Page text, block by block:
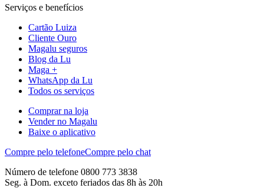
Serviços e benefícios
Cartão Luiza
Cliente Ouro
Magalu seguros
Blog da Lu
Maga +
WhatsApp da Lu
Todos os serviços
Comprar na loja
Vender no Magalu
Baixe o aplicativo
Compre pelo telefoneCompre pelo chat
Número de telefone 0800 773 3838
Seg. à Dom. exceto feriados das 8h às 20h